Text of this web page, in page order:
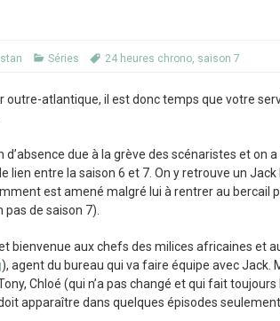
Séries 24 heures chrono, saison 7
outre-atlantique, il est donc temps que votre
due à la grève des scénaristes et on a
entre la saison 6 et 7. On y retrouve un Jack
est amené malgré lui à rentrer au bercail
de saison 7).
bienvenue aux chefs des milices africaines et
), agent du bureau qui va faire équipe avec Jack.
Chloé (qui n’a pas changé et qui fait toujours
apparaître dans quelques épisodes